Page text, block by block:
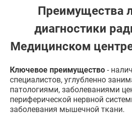
Преимущества
диагностики
Медицинском
Ключевое преимущество -
специалистов, углубленно
патологиями, заболеваниями
периферической нервной
заболевания мышечной ткани.